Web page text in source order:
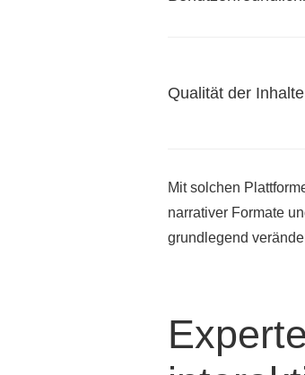
Qualität der Inhalte
Mit solchen
narrativer Formate
grundlegend